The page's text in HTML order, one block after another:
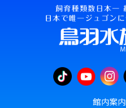
館内案内